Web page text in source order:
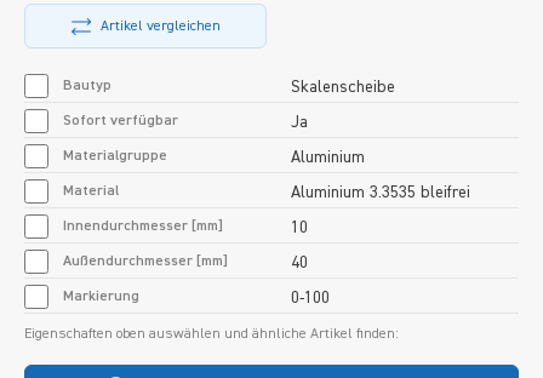
Artikel vergleichen
Bautyp Skalenscheibe
Sofort verfügbar Ja
Materialgruppe Aluminium
Material Aluminium 3.3535 bleifrei
Innendurchmesser [mm] 10
Außendurchmesser [mm] 40
Markierung 0-100
Eigenschaften oben auswählen und ähnliche Artikel finden: